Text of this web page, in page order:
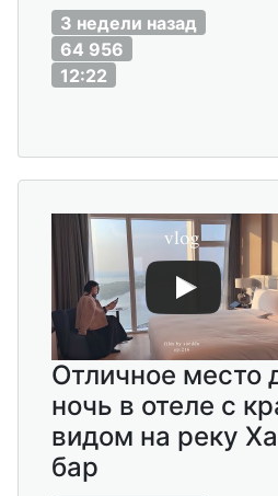
3 недели назад
64 956
12:22
Отличное место
ночь в отеле с
видом на реку
бар